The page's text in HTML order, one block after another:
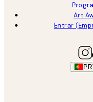
Art
Entrar